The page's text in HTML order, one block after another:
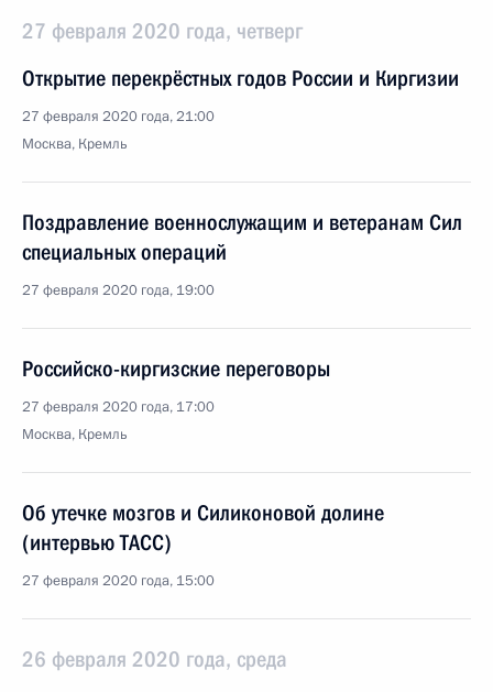
27 февраля 2020 года, четверг
Открытие перекрёстных годов России и Киргизии
27 февраля 2020 года, 21:00
Москва, Кремль
Поздравление военнослужащим и ветеранам Сил
специальных операций
27 февраля 2020 года, 19:00
Российско-киргизские переговоры
27 февраля 2020 года, 17:00
Москва, Кремль
Об утечке мозгов и Силиконовой долине
(интервью ТАСС)
27 февраля 2020 года, 15:00
26 февраля 2020 года, среда